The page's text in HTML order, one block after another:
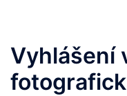
Vyhlášení